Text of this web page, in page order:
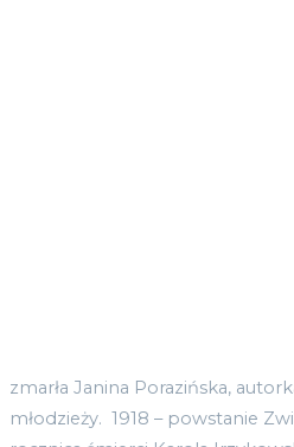
zmarła Janina Porazińska,
młodzieży. 1918 – powstanie